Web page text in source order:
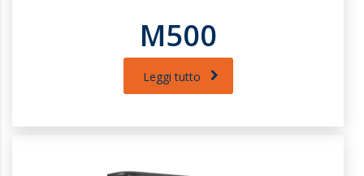
M500
Leggi tutto